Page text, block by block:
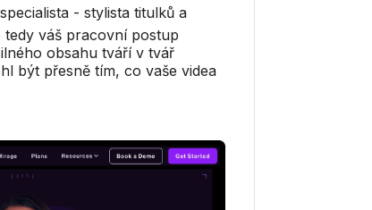
- stylista titulků a
tedy váš pracovní postup
obsahu tváří v tvář
být přesně tím, co vaše videa